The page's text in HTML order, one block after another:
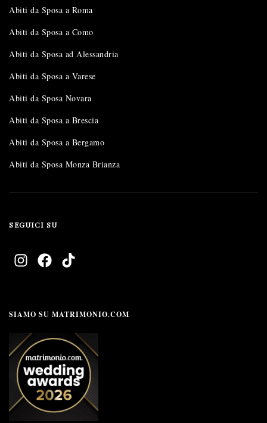
Abiti da Sposa a Roma
Abiti da Sposa a Como
Abiti da Sposa ad Alessandria
Abiti da Sposa a Varese
Abiti da Sposa Novara
Abiti da Sposa a Brescia
Abiti da Sposa a Bergamo
Abiti da Sposa Monza Brianza
SEGUICI SU
SIAMO SU MATRIMONIO.COM